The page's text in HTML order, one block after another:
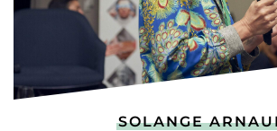
SOLANGE